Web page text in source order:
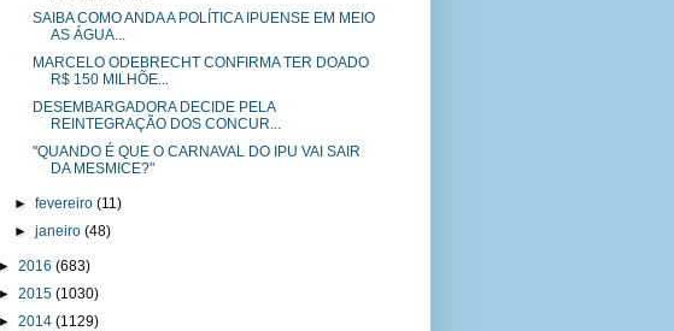
SAIBA COMO ANDA A POLÍTICA IPUENSE EM MEIO
AS ÁGUA...
MARCELO ODEBRECHT CONFIRMA TER DOADO
R$ 150 MILHÕE...
DESEMBARGADORA DECIDE PELA
REINTEGRAÇÃO DOS CONCUR...
"QUANDO É QUE O CARNAVAL DO IPU VAI SAIR
DA MESMICE?"
►fevereiro(11)
►janeiro(48)
► 2016 (683)
► 2015 (1030)
► 2014 (1129)